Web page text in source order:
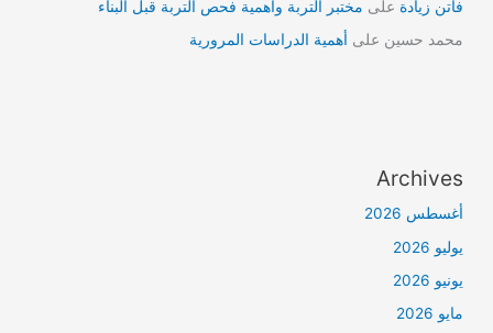
فاتن زيادة على مختبر التربة وأهمية فحص التربة قبل البناء
محمد حسين على أهمية الدراسات المرورية
Archives
أغسطس 2026
يوليو 2026
يونيو 2026
مايو 2026